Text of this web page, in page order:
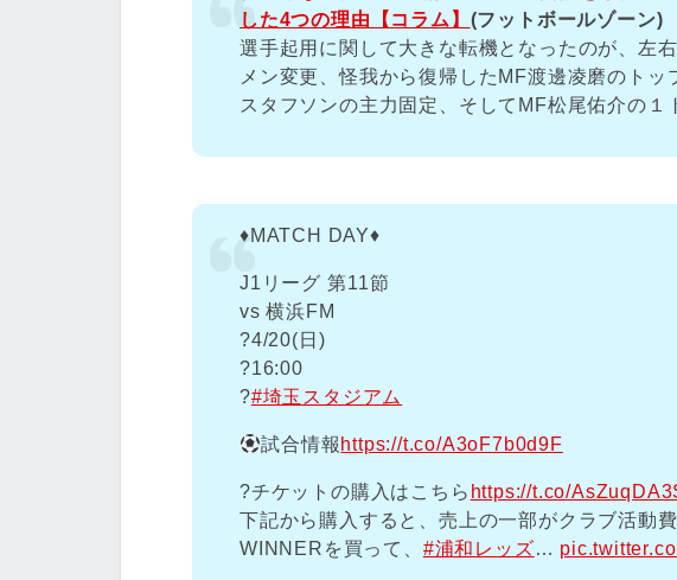
した4つの理由【コラム】 (フットボールゾーン)
選手起用に関して大きな転機となったのが、左
メン変更、怪我から復帰したMF渡邊凌磨のト
スタフソンの主力固定、そしてMF松尾佑介の１
♦️MATCH DAY♦️
J1リーグ 第11節
vs 横浜FM
?️4/20(日)
?16:00
?#埼玉スタジアム
試合情報 https://t.co/A3oF7b0d9F
?️チケットの購入はこちら https://t.co/
下記から購入すると、売上の一部がクラブ活動費
WINNERを買って、 #浦和レッズ…